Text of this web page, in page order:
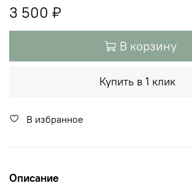
3 500 ₽
В корзину
Купить в 1 клик
В избранное
Описание